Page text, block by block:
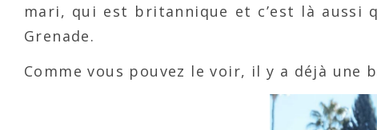
mari, qui est britannique et c’est là aussi
Grenade.
Comme vous pouvez le voir, il y a déjà